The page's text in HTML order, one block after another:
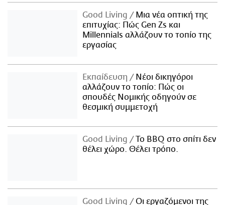
Good Living
Μια νέα οπτική της
επιτυχίας: Πώς Gen Zs και
Millennials αλλάζουν το τοπίο της
εργασίας
Εκπαίδευση
Νέοι δικηγόροι
αλλάζουν το τοπίο: Πώς οι
σπουδές Νομικής οδηγούν σε
θεσμική συμμετοχή
Good Living
Το BBQ στο σπίτι δεν
θέλει χώρο. Θέλει τρόπο.
Good Living
Οι εργαζόμενοι της